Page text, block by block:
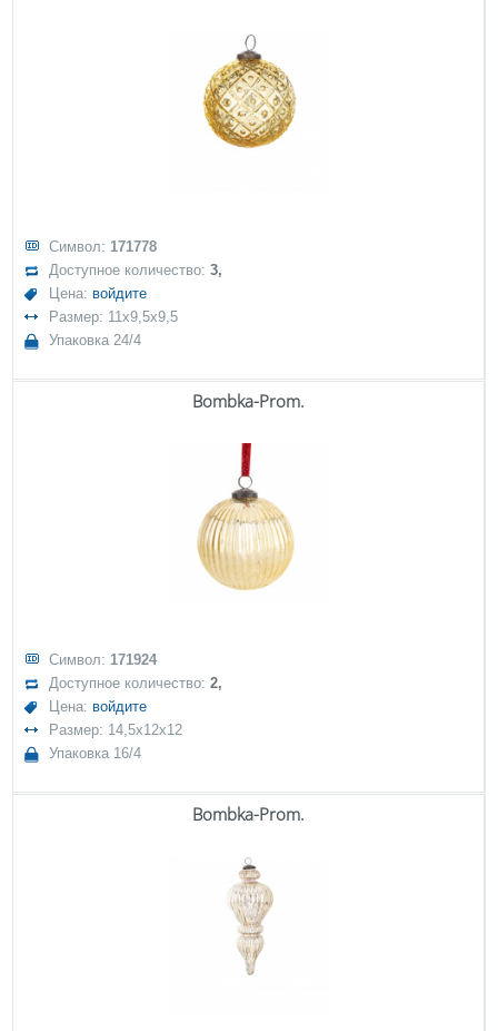
Символ: 171778
Доступное количество:3,
Цена: войдите
Размер: 11x9,5x9,5
Упаковка 24/4
Bombka-Prom.
Символ: 171924
Доступное количество:2,
Цена: войдите
Размер: 14,5x12x12
Упаковка 16/4
Bombka-Prom.